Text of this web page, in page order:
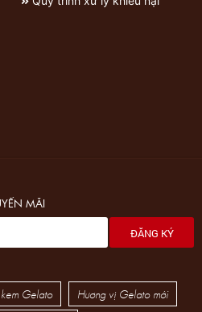
MÃI
ĐĂNG KÝ
Gelato Hương vị Gelato mới